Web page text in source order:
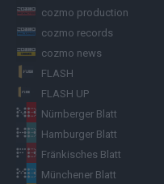
cozmo production
cozmo records
cozmo news
FLASH
FLASH UP
Nürnberger Blatt
Hamburger Blatt
Fränkisches Blatt
Münchener Blatt